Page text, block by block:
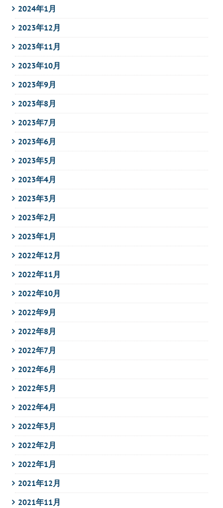
2024年1月
2023年12月
2023年11月
2023年10月
2023年9月
2023年8月
2023年7月
2023年6月
2023年5月
2023年4月
2023年3月
2023年2月
2023年1月
2022年12月
2022年11月
2022年10月
2022年9月
2022年8月
2022年7月
2022年6月
2022年5月
2022年4月
2022年3月
2022年2月
2022年1月
2021年12月
2021年11月